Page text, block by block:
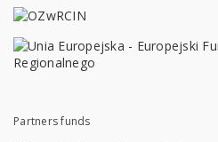
Partners funds